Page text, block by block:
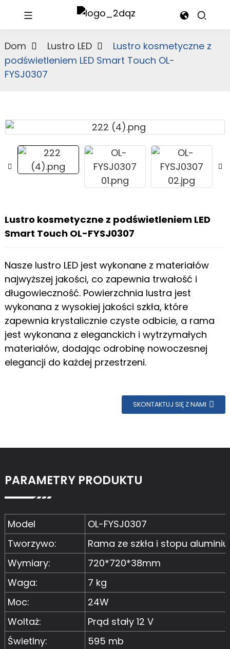
Dom Lustro LED
Lustro kosmetyczne z
podświetleniem LED Smart Touch OL-
FYSJ0307
Lustro kosmetyczne z podświetleniem LED
Smart Touch OL-FYSJ0307
Nasze lustro LED jest wykonane z materiałów
najwyższej jakości, co zapewnia trwałość i
długowieczność. Powierzchnia lustra jest
wykonana z wysokiej jakości szkła, które
zapewnia krystalicznie czyste odbicie, a rama
jest wykonana z eleganckich i wytrzymałych
materiałów, dodając odrobinę nowoczesnej
elegancji do każdej przestrzeni.
SKONTAKTUJ SIĘ Z NAMI
PARAMETRY PRODUKTU
Model
OL-FYSJ0307
Tworzywo:
Rama ze szkła i stopu
Wymiary:
720*720*38mm
Waga:
7 kg
Moc:
24W
Woltaż:
Prąd stały 12 V
Świetlny:
595 mb